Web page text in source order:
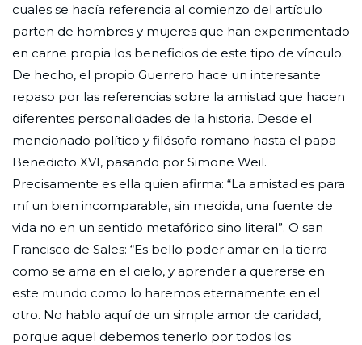
cuales se hacía referencia al comienzo del artículo
parten de hombres y mujeres que han experimentado
en carne propia los beneficios de este tipo de vínculo.
De hecho, el propio Guerrero hace un interesante
repaso por las referencias sobre la amistad que hacen
diferentes personalidades de la historia. Desde el
mencionado político y filósofo romano hasta el papa
Benedicto XVI, pasando por Simone Weil.
Precisamente es ella quien afirma: “La amistad es para
mí un bien incomparable, sin medida, una fuente de
vida no en un sentido metafórico sino literal”. O san
Francisco de Sales: “Es bello poder amar en la tierra
como se ama en el cielo, y aprender a quererse en
este mundo como lo haremos eternamente en el
otro. No hablo aquí de un simple amor de caridad,
porque aquel debemos tenerlo por todos los